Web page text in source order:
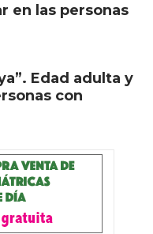
en las personas
Edad adulta y
con